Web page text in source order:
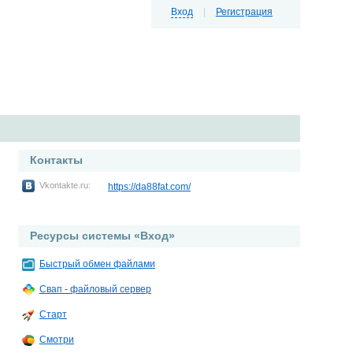
Вход Регистрация
Контакты
Vkontakte.ru: https://da88fat.com/
Ресурсы системы «Вход»
Быстрый обмен файлами
Свап - файловый сервер
Старт
Смотри